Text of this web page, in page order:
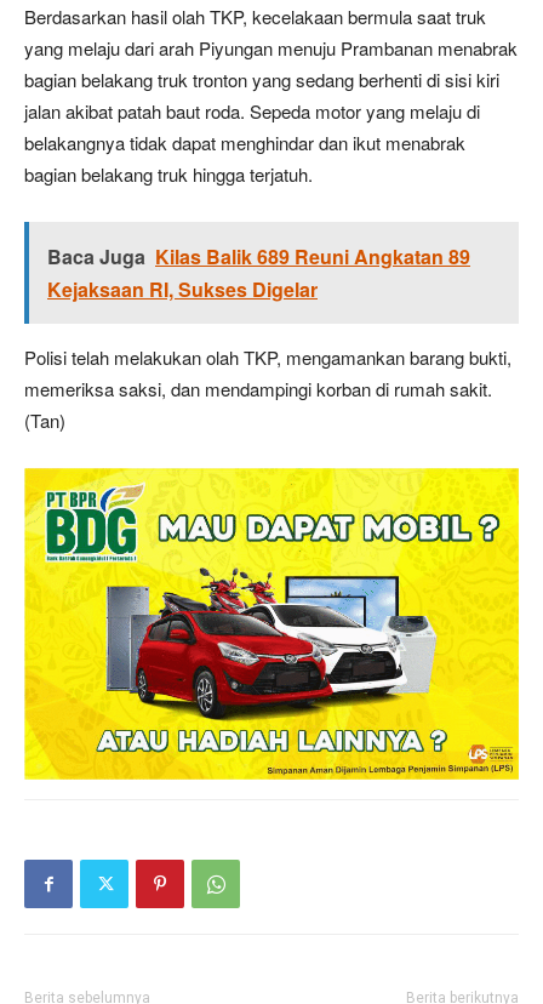
Berdasarkan hasil olah TKP, kecelakaan bermula saat truk
yang melaju dari arah Piyungan menuju Prambanan menabrak
bagian belakang truk tronton yang sedang berhenti di sisi kiri
jalan akibat patah baut roda. Sepeda motor yang melaju di
belakangnya tidak dapat menghindar dan ikut menabrak
bagian belakang truk hingga terjatuh.
Baca Juga Kilas Balik 689 Reuni Angkatan 89
Kejaksaan RI, Sukses Digelar
Polisi telah melakukan olah TKP, mengamankan barang bukti,
memeriksa saksi, dan mendampingi korban di rumah sakit.
(Tan)
Berita sebelumnya Berita berikutnya